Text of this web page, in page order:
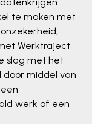
te maken met
Werktraject
slag met het
door middel van
werk of een